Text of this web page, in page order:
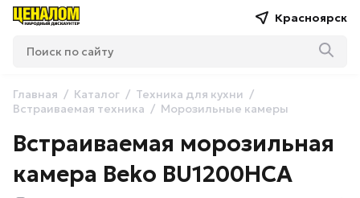
Красноярск
Главная Каталог
Техника для кухни
Встраиваемая техника
Морозильные камеры
Встраиваемая морозильная
камера Beko BU1200HCA